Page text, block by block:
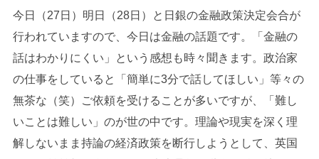
今日（27日）明日（28日）と日銀の金融政策決定会合が
行われていますので、今日は金融の話題です。「金融の
話はわかりにくい」という感想も時々聞きます。政治家
の仕事をしていると「簡単に3分で話してほしい」等々の
無茶な（笑）ご依頼を受けることが多いですが、「難し
いことは難しい」のが世の中です。理論や現実を深く理
解しないまま持論の経済政策を断行しようとして、英国